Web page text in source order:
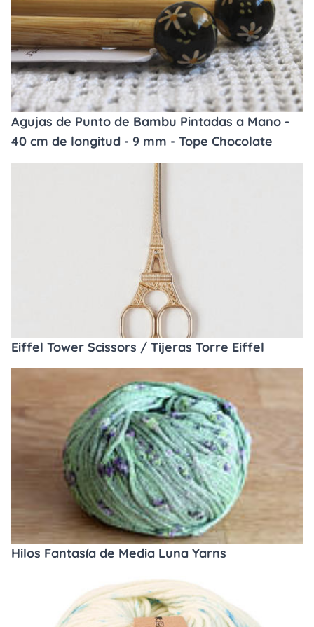
Agujas de Punto de Bambu Pintadas a Mano -
40 cm de longitud - 9 mm - Tope Chocolate
Eiffel Tower Scissors / Tijeras Torre Eiffel
Hilos Fantasía de Media Luna Yarns